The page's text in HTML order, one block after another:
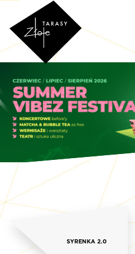
SYRENKA 2.0